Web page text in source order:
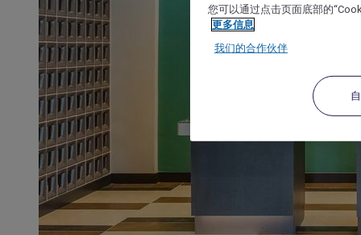
您可以通过点击页面底部的
更多信息
我们的合作伙伴